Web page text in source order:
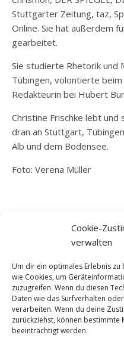
Cookie-
verwalten
Um dir ein optimales Erlebnis
wie Cookies, um
zuzugreifen. Wenn du diesen
Daten wie das Surfverhalten
verarbeiten. Wenn du deine
zurückziehst, können bestimmte
beeinträchtigt werden.
Stuttgarter Zeitung, taz,
Online. Sie hat außerdem
gearbeitet.
Sie studierte Rhetorik und
Tübingen, volontierte beim
Redakteurin bei Hubert
Christine Frischke lebt und
dran an Stuttgart,
Alb und dem Bodensee.
Foto: Verena Müller
Profil bei